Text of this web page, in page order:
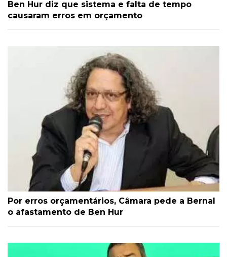
Ben Hur diz que sistema e falta de tempo
causaram erros em orçamento
Por erros orçamentários, Câmara pede a Bernal
o afastamento de Ben Hur